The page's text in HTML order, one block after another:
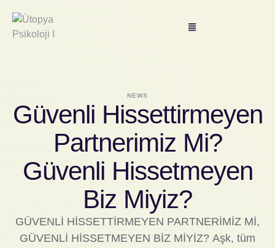
NEWS
Güvenli Hissettirmeyen
Partnerimiz Mi?
Güvenli Hissetmeyen
Biz Miyiz?
GÜVENLİ HİSSETTİRMEYEN PARTNERİMİZ Mİ,
GÜVENLİ HİSSETMEYEN BİZ MİYİZ? Aşk, tüm